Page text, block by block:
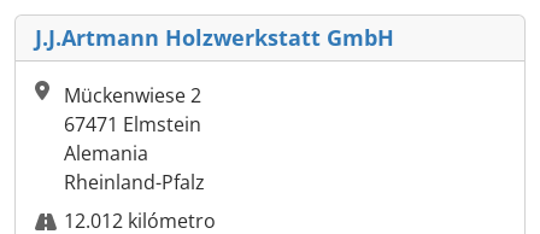
J.J.Artmann Holzwerkstatt GmbH
Mückenwiese 2
67471 Elmstein
Alemania
Rheinland-Pfalz
12.012 kilómetro